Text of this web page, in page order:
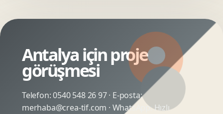
Antalya için proje
görüşmesi
Telefon:0540 548 26 97· E-posta:
merhaba@crea-tif.com · WhatsApp:Hızlı